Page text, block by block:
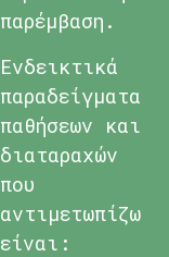
παρέμβαση.
Ενδεικτικά
παραδείγματα
παθήσεων και
διαταραχών
που
αντιμετωπίζω
είναι: